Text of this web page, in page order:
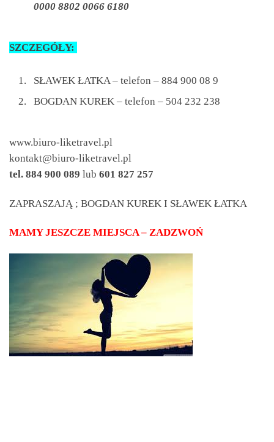
0000 8802 0066 6180
SZCZEGÓŁY:
SŁAWEK ŁATKA – telefon – 884 900 08 9
BOGDAN KUREK – telefon – 504 232 238
www.biuro-liketravel.pl
kontakt@biuro-liketravel.pl
tel. 884 900 089 lub 601 827 257
ZAPRASZAJĄ ; BOGDAN KUREK I SŁAWEK ŁATKA
MAMY JESZCZE MIEJSCA – ZADZWOŃ